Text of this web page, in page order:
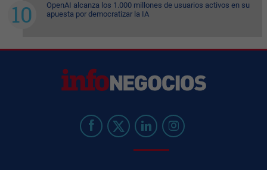
OpenAI alcanza los 1.000 millones de usuarios activos en su
apuesta por democratizar la IA